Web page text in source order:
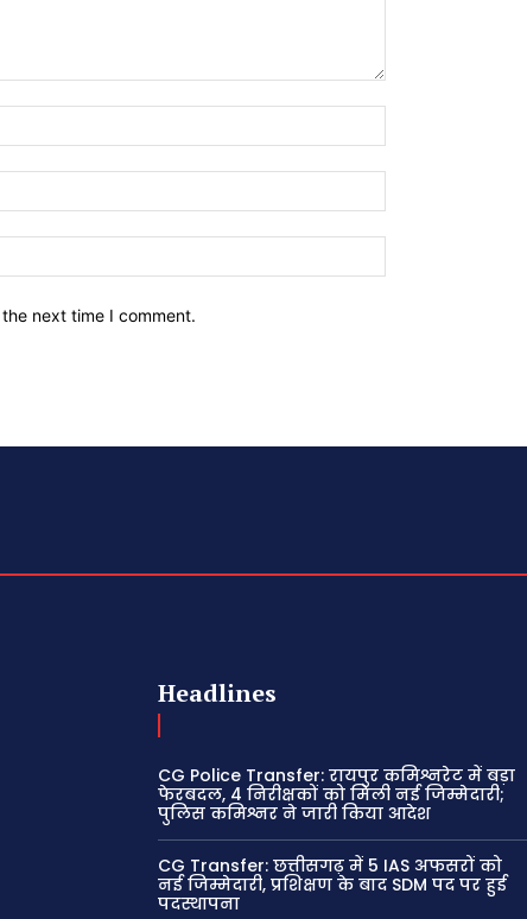
next time I comment.
Headlines
CG Police Transfer: रायपुर कमिश्नरेट में बड़ा
फेरबदल, 4 निरीक्षकों को मिली नई जिम्मेदारी;
पुलिस कमिश्नर ने जारी किया आदेश
CG Transfer: छत्तीसगढ़ में 5 IAS अफसरों को
नई जिम्मेदारी, प्रशिक्षण के बाद SDM पद पर हुई
पदस्थापना